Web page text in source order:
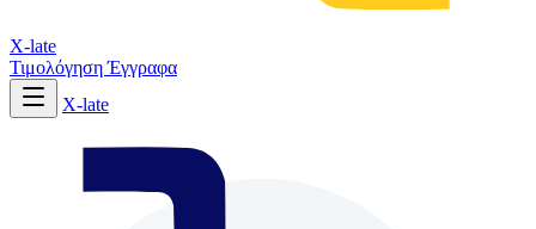
X-late
ΤιμολόγησηΈγγραφα
X-late